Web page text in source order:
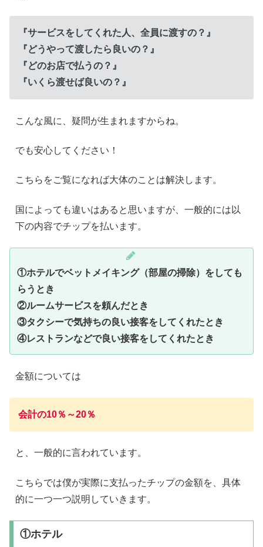
『サービスをしてくれた人、全員に渡すの？』
『どうやって渡したら良いの？』
『どのお店で払うの？』
『いくら渡せば良いの？』
こんな風に、疑問が生まれますからね。
でも安心してください！
こちらをご覧になれば大体のことは解決します。
国によっても違いはあると思いますが、一般的には以
下の内容でチップを払います。
①ホテルでベットメイキング（部屋の掃除）をしても
らうとき
②ルームサービスを頼んだとき
③タクシーで気持ちの良い接客をしてくれたとき
④レストランなどで良い接客をしてくれたとき
金額については
会計の10％～20％
と、一般的に言われています。
こちらでは僕が実際に支払ったチップの金額を、具体
的に一つ一つ説明していきます。
①ホテル